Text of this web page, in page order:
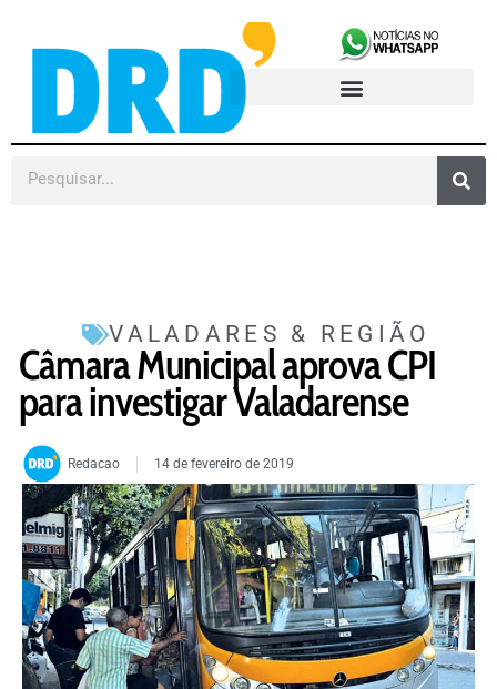
VALADARES & REGIÃO
Câmara Municipal aprova CPI
para investigar Valadarense
Redacao 14 de fevereiro de 2019